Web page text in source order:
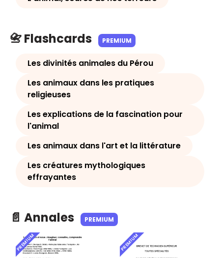
📇 Flashcards PREMIUM
Les divinités animales du Pérou
Les animaux dans les pratiques
religieuses
Les explications de la fascination pour
l'animal
Les animaux dans l'art et la littérature
Les créatures mythologiques
effrayantes
📄 Annales PREMIUM
PREMIUM PREMIUM